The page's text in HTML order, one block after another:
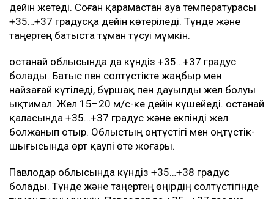
дейін жетеді. Соған қарамастан ауа температурасы
+35…+37 градусқа дейін көтеріледі. Түнде және
таңертең батыста тұман түсуі мүмкін.
Қостанай облысында да күндіз +35…+37 градус
болады. Батыс пен солтүстікте жаңбыр мен
найзағай күтіледі, бұршақ пен дауылды жел болуы
ықтимал. Жел 15–20 м/с-ке дейін күшейеді. Қостанай
қаласында +35…+37 градус және екпінді жел
болжанып отыр. Облыстың оңтүстігі мен оңтүстік-
шығысында өрт қаупі өте жоғары.
Павлодар облысында күндіз +35…+38 градус
болады. Түнде және таңертең өңірдің солтүстігінде